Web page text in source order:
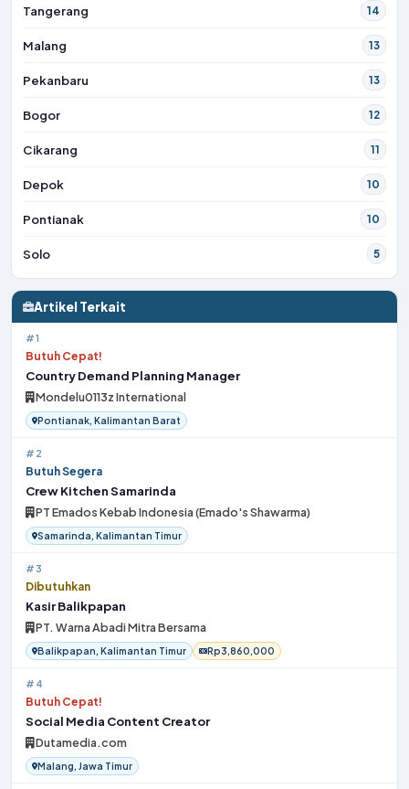
Tangerang 14
Malang 13
Pekanbaru 13
Bogor 12
Cikarang 11
Depok 10
Pontianak 10
Solo 5
Artikel Terkait
#1
Butuh Cepat!
Country Demand Planning Manager
Mondelu0113z International
Pontianak, Kalimantan Barat
#2
Butuh Segera
Crew Kitchen Samarinda
PT Emados Kebab Indonesia (Emado's Shawarma)
Samarinda, Kalimantan Timur
#3
Dibutuhkan
Kasir Balikpapan
PT. Warna Abadi Mitra Bersama
Balikpapan, Kalimantan Timur Rp3,860,000
#4
Butuh Cepat!
Social Media Content Creator
Dutamedia.com
Malang, Jawa Timur